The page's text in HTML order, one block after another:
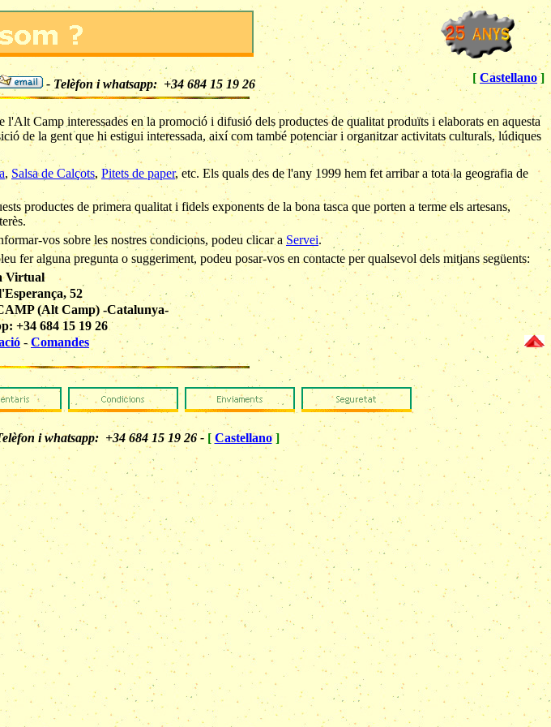
- Telèfon i whatsapp: +34 684 15 19 26 [ Castellano]
l'Alt Camp interessades en la promoció i difusió dels productes de qualitat produïts i elaborats en aquesta
de la gent que hi estigui interessada, així com també potenciar i organitzar activitats culturals, lúdiques
, Salsa de Calçots, Pitets de paper, etc. Els quals des de l'any 1999 hem fet arribar a tota la geografia de
productes de primera qualitat i fidels exponents de la bona tasca que porten a terme els artesans,
vos sobre les nostres condicions, podeu clicar a Servei.
fer alguna pregunta o suggeriment, podeu posar-vos en contacte per qualsevol dels mitjans següents:
Virtual
52
(Alt Camp) -Catalunya-
+34 684 15 19 26
-Comandes
i whatsapp: +34 684 15 19 26 - [ Castellano]